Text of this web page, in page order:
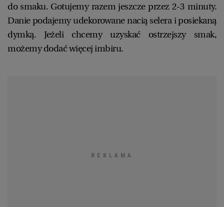
do smaku. Gotujemy razem jeszcze przez 2-3 minuty.
Danie podajemy udekorowane nacią selera i posiekaną
dymką. Jeżeli chcemy uzyskać ostrzejszy smak,
możemy dodać więcej imbiru.